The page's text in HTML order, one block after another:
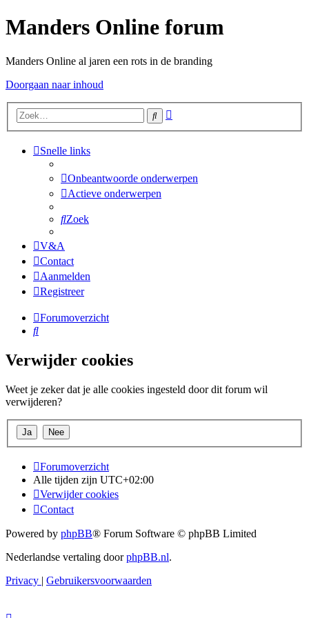
Manders Online forum
Manders Online al jaren een rots in de branding
Doorgaan naar inhoud
Zoek
Snelle links
Onbeantwoorde onderwerpen
Actieve onderwerpen
Zoek
V&A
Contact
Aanmelden
Registreer
Forumoverzicht
Zoek
Verwijder cookies
Weet je zeker dat je alle cookies ingesteld door dit forum wil
verwijderen?
Forumoverzicht
Alle tijden zijn UTC+02:00
Verwijder cookies
Contact
Powered by phpBB® Forum Software © phpBB Limited
Nederlandse vertaling doorphpBB.nl.
Privacy | Gebruikersvoorwaarden